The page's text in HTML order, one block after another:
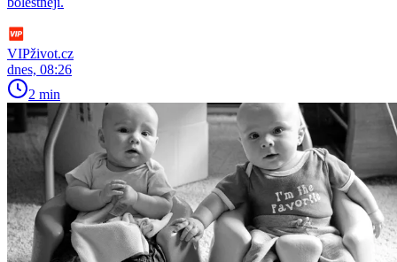
VIPživot.cz
dnes, 08:26
2 min